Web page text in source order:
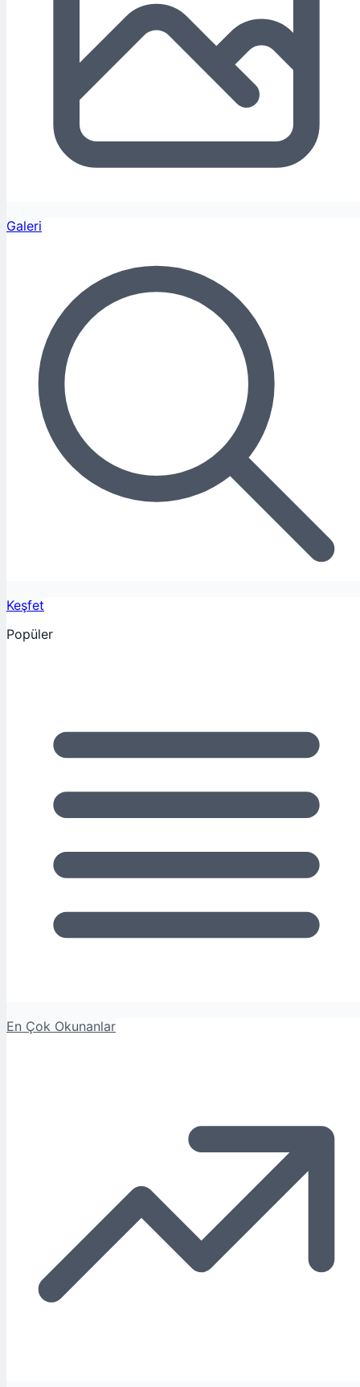
Galeri
Keşfet
Popüler
En Çok Okunanlar